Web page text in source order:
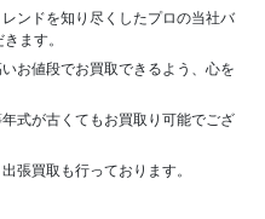
ンドを知り尽くしたプロの当社バ
ます。
お値段でお買取できるよう、心を
式が古くてもお買取り可能でござ
張買取も行っております。